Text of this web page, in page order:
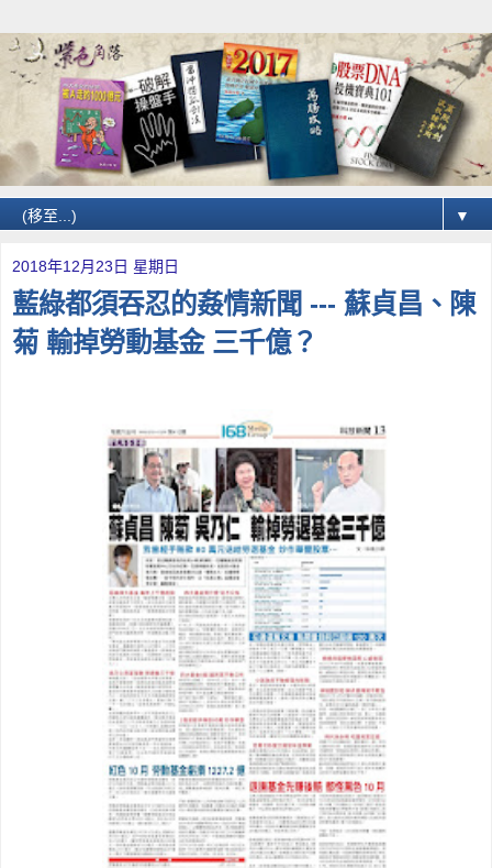
▼
2018年12月23日 星期日
藍綠都須吞忍的姦情新聞 --- 蘇貞昌、陳
菊 輸掉勞動基金 三千億？